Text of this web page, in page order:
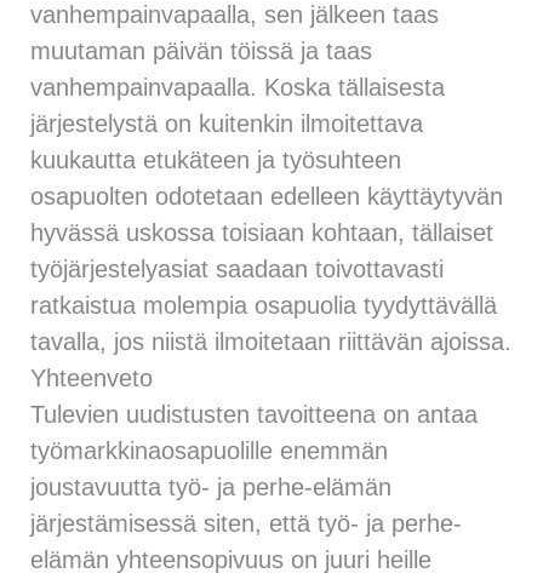
vanhempainvapaalla, sen jälkeen taas
muutaman päivän töissä ja taas
vanhempainvapaalla. Koska tällaisesta
järjestelystä on kuitenkin ilmoitettava
kuukautta etukäteen ja työsuhteen
osapuolten odotetaan edelleen käyttäytyvän
hyvässä uskossa toisiaan kohtaan, tällaiset
työjärjestelyasiat saadaan toivottavasti
ratkaistua molempia osapuolia tyydyttävällä
tavalla, jos niistä ilmoitetaan riittävän ajoissa.
Yhteenveto
Tulevien uudistusten tavoitteena on antaa
työmarkkinaosapuolille enemmän
joustavuutta työ- ja perhe-elämän
järjestämisessä siten, että työ- ja perhe-
elämän yhteensopivuus on juuri heille